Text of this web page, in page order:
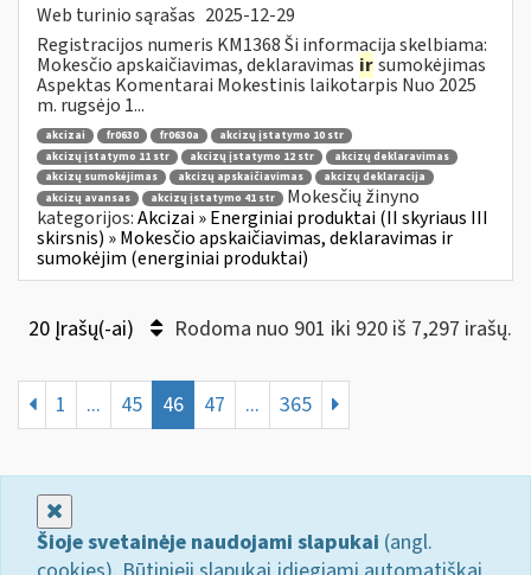
Web turinio sąrašas 2025-12-29
Registracijos numeris KM1368 Ši informacija skelbiama:
Mokesčio apskaičiavimas, deklaravimas irsumokėjimas
Aspektas Komentarai Mokestinis laikotarpis Nuo 2025
m. rugsėjo 1...
akcizai fr0630 fr0630a
akcizų įstatymo 10 str
akcizų įstatymo 11 str
akcizų įstatymo 12 str
akcizų deklaravimas
akcizų sumokėjimas
akcizų apskaičiavimas
akcizų deklaracija
akcizų avansas
akcizų įstatymo 41 str
Mokesčių žinyno
kategorijos:Akcizai » Energiniai produktai (II skyriaus III
skirsnis) » Mokesčio apskaičiavimas, deklaravimas ir
sumokėjim (energiniai produktai)
20 Įrašų(-ai) Rodoma nuo 901 iki 920 iš 7,297 irašų.
1 ... 45 46 47 ... 365
Šioje svetainėje naudojami slapukai (angl.